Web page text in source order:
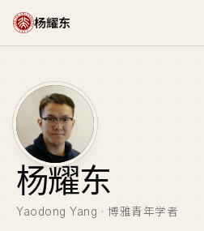
杨耀东
杨耀东
Yaodong Yang · 博雅青年学者